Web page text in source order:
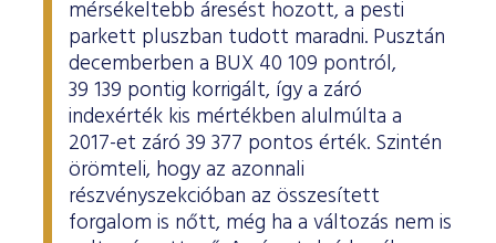
mérsékeltebb áresést hozott, a pesti
parkett pluszban tudott maradni. Pusztán
decemberben a BUX 40 109 pontról,
39 139 pontig korrigált, így a záró
indexérték kis mértékben alulmúlta a
2017-et záró 39 377 pontos érték. Szintén
örömteli, hogy az azonnali
részvényszekcióban az összesített
forgalom is nőtt, még ha a változás nem is